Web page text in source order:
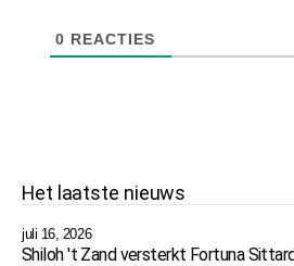
0 REACTIES
Het laatste nieuws
juli 16, 2026
Shiloh 't Zand versterkt Fortuna